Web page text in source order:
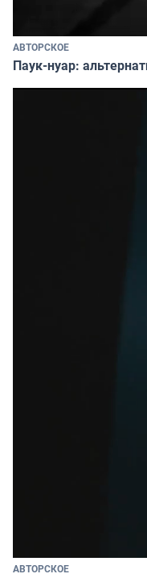
АВТОРСКОЕ
Паук-нуар:
АВТОРСКОЕ